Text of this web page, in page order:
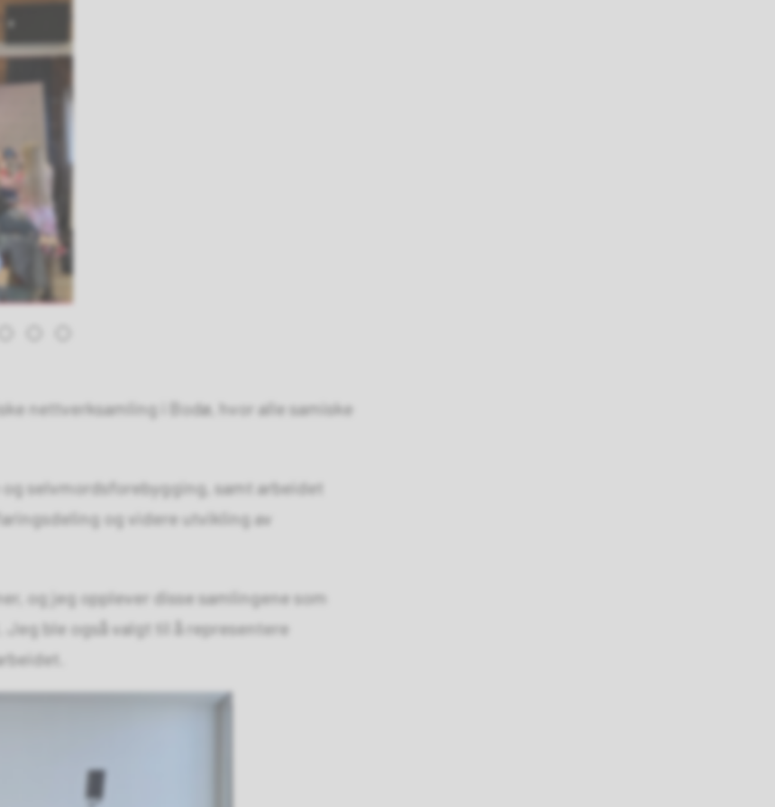
nettverksamling i Bodø, hvor alle samiske
selvmordsforebygging, samt arbeidet
og videre utvikling av
og jeg opplever disse samlingene som
ble også valgt til å representere